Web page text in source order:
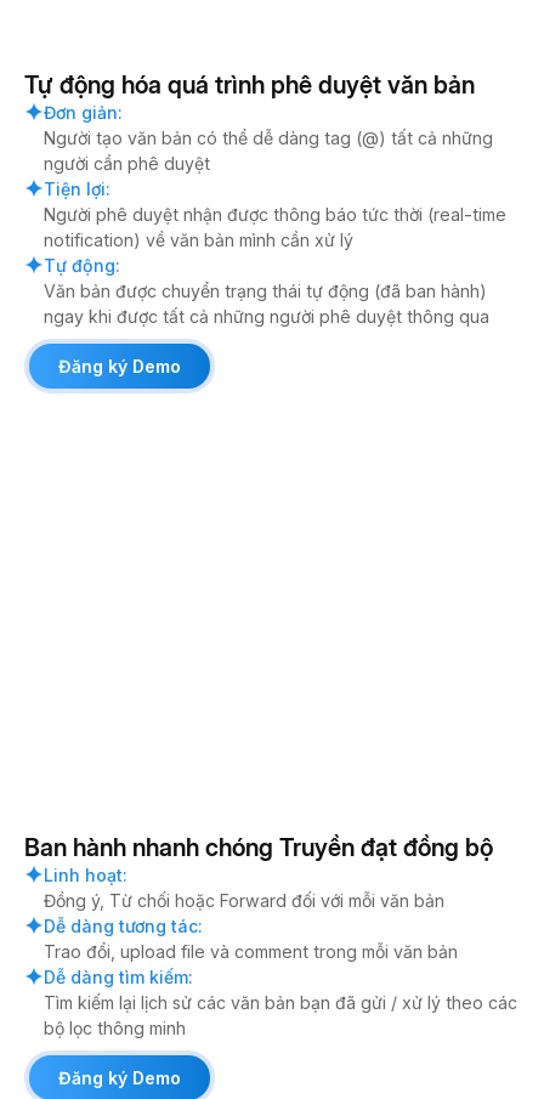
Tự động hóa quá trình phê duyệt văn bản
Đơn giản:
Người tạo văn bản có thể dễ dàng tag (@) tất cả những
người cần phê duyệt
Tiện lợi:
Người phê duyệt nhận được thông báo tức thời (real-time
notification) về văn bản mình cần xử lý
Tự động:
Văn bản được chuyển trạng thái tự động (đã ban hành)
ngay khi được tất cả những người phê duyệt thông qua
Đăng ký Demo
Ban hành nhanh chóng Truyền đạt đồng bộ
Linh hoạt:
Đồng ý, Từ chối hoặc Forward đối với mỗi văn bản
Dễ dàng tương tác:
Trao đổi, upload file và comment trong mỗi văn bản
Dễ dàng tìm kiếm:
Tìm kiếm lại lịch sử các văn bản bạn đã gửi / xử lý theo các
bộ lọc thông minh
Đăng ký Demo